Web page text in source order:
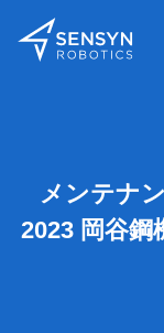
メンテナ
2023 岡谷鋼